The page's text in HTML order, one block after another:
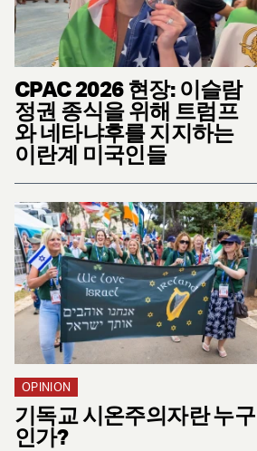
CPAC 2026 현장: 이슬람
정권 종식을 위해 트럼프
와 네타냐후를 지지하는
이란계 미국인들
OPINION
기독교 시온주의자란 누구
인가?